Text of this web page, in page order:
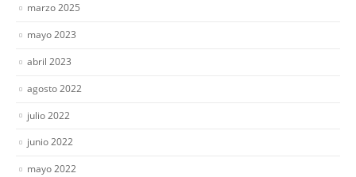
marzo 2025
mayo 2023
abril 2023
agosto 2022
julio 2022
junio 2022
mayo 2022